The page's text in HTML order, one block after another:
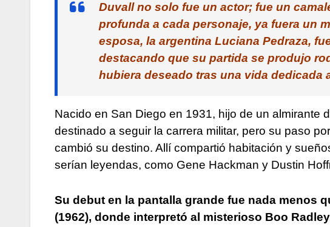
Duvall no solo fue un actor; fue un
profunda a cada personaje, ya fuera un
esposa, la argentina Luciana Pedraza,
destacando que su partida se produjo
hubiera deseado tras una vida dedicada
Nacido en San Diego en 1931, hijo de un almirante
destinado a seguir la carrera militar, pero su paso
cambió su destino. Allí compartió habitación y
serían leyendas, como Gene Hackman y Dustin
Su debut en la pantalla grande fue nada menos
(1962), donde interpretó al misterioso Boo